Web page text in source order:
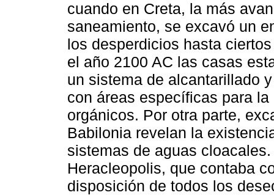
cuando en Creta, la más
saneamiento, se excavó un
los desperdicios hasta
el año 2100 AC las casas
un sistema de alcantarillado
con áreas específicas para
orgánicos. Por otra parte,
Babilonia revelan la
sistemas de aguas
Heracleopolis, que contaba
disposición de todos los